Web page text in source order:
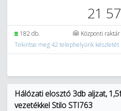
21
182 db. Központi raktár
Tekintse meg 42 telephelyünk készletét
Hálózati elosztó 3db aljzat,
vezetékkel Stilo STI763